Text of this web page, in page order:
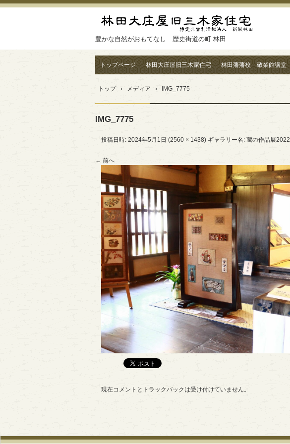
豊かな自然がおもてなし 歴史街道の町 林田
トップページ 林田大庄屋旧三木家住宅 林田藩藩校 敬業館講堂
トップ › メディア › IMG_7775
IMG_7775
投稿日時: 2024年5月1日 (2560 × 1438) ギャラリー名: 蔵の作品展2022
← 前へ
現在コメントとトラックバックは受け付けていません。